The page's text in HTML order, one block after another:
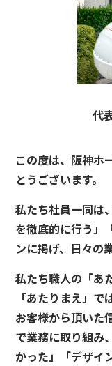
代
この度は、阪神ホ
とうございます。
私たち社員一同は
を徹底的に行う」
ンに掲げ、日々の
私たち職人の「あ
「あたりまえ」で
お客様から頂いた
で業務に取り組み
かった」「デザイ